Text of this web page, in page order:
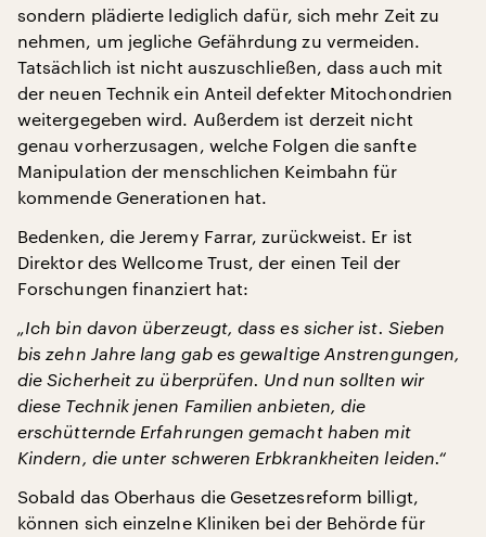
sondern plädierte lediglich dafür, sich mehr Zeit zu
nehmen, um jegliche Gefährdung zu vermeiden.
Tatsächlich ist nicht auszuschließen, dass auch mit
der neuen Technik ein Anteil defekter Mitochondrien
weitergegeben wird. Außerdem ist derzeit nicht
genau vorherzusagen, welche Folgen die sanfte
Manipulation der menschlichen Keimbahn für
kommende Generationen hat.
Bedenken, die Jeremy Farrar, zurückweist. Er ist
Direktor des Wellcome Trust, der einen Teil der
Forschungen finanziert hat:
„Ich bin davon überzeugt, dass es sicher ist. Sieben
bis zehn Jahre lang gab es gewaltige Anstrengungen,
die Sicherheit zu überprüfen. Und nun sollten wir
diese Technik jenen Familien anbieten, die
erschütternde Erfahrungen gemacht haben mit
Kindern, die unter schweren Erbkrankheiten leiden.“
Sobald das Oberhaus die Gesetzesreform billigt,
können sich einzelne Kliniken bei der Behörde für